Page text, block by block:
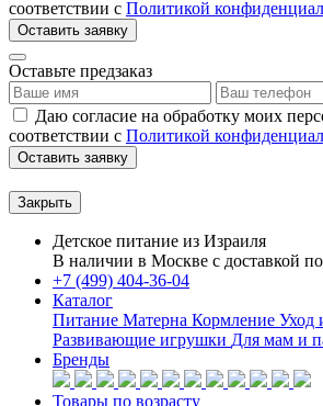
соответствии с Политикой
Оставить заявку
Оставьте предзаказ
Даю согласие на обработку моих
соответствии с Политикой
Оставить заявку
Закрыть
Детское питание из Израиля
В наличии в Москве с доставкой
+7 (499) 404-36-04
Каталог
Питание Матерна Кормление Уход
Развивающие игрушки Для мам и
Бренды
Товары по возрасту